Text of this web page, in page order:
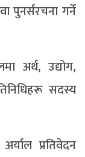
पुनर्संरचना गर्ने
अर्थ, उद्योग,
सदस्य
प्रतिवेदन